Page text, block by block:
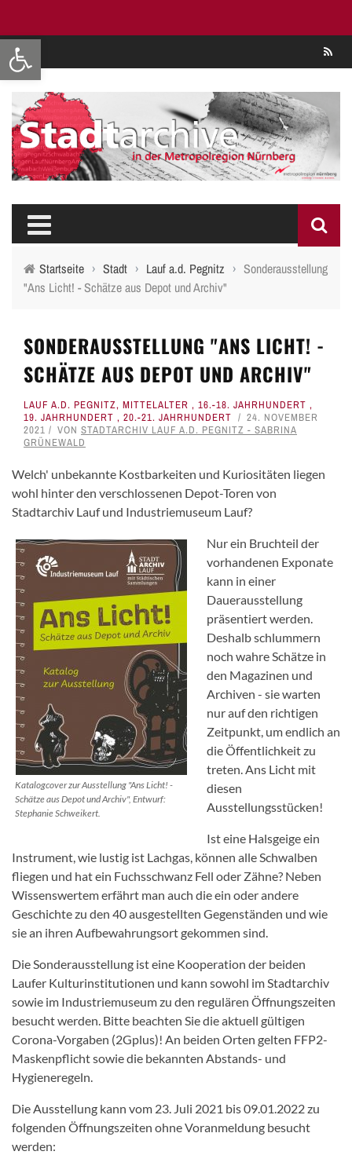
Werkzeugleiste öffnen
Startseite › Stadt › Lauf a.d. Pegnitz › Sonderausstellung
"Ans Licht! - Schätze aus Depot und Archiv"
SONDERAUSSTELLUNG "ANS LICHT! -
SCHÄTZE AUS DEPOT UND ARCHIV"
LAUF A.D. PEGNITZ, MITTELALTER , 16.-18. JAHRHUNDERT ,
19. JAHRHUNDERT , 20.-21. JAHRHUNDERT
24. NOVEMBER
2021
VON STADTARCHIV LAUF A.D. PEGNITZ - SABRINA
GRÜNEWALD
Welch' unbekannte Kostbarkeiten und Kuriositäten liegen
wohl hinter den verschlossenen Depot-Toren von
Stadtarchiv Lauf und Industriemuseum Lauf?
Katalogcover zur Ausstellung "Ans Licht! -
Schätze aus Depot und Archiv", Entwurf:
Stephanie Schweikert.
Nur ein Bruchteil der
vorhandenen Exponate
kann in einer
Dauerausstellung
präsentiert werden.
Deshalb schlummern
noch wahre Schätze in
den Magazinen und
Archiven - sie warten
nur auf den richtigen
Zeitpunkt, um endlich an
die Öffentlichkeit zu
treten. Ans Licht mit
diesen
Ausstellungsstücken!
Ist eine Halsgeige ein
Instrument, wie lustig ist Lachgas, können alle Schwalben
fliegen und hat ein Fuchsschwanz Fell oder Zähne? Neben
Wissenswertem erfährt man auch die ein oder andere
Geschichte zu den 40 ausgestellten Gegenständen und wie
sie an ihren Aufbewahrungsort gekommen sind.
Die Sonderausstellung ist eine Kooperation der beiden
Laufer Kulturinstitutionen und kann sowohl im Stadtarchiv
sowie im Industriemuseum zu den regulären Öffnungszeiten
besucht werden. Bitte beachten Sie die aktuell gültigen
Corona-Vorgaben (2Gplus)! An beiden Orten gelten FFP2-
Maskenpflicht sowie die bekannten Abstands- und
Hygieneregeln.
Die Ausstellung kann vom 23. Juli 2021 bis 09.01.2022 zu
folgenden Öffnungszeiten ohne Voranmeldung besucht
werden: